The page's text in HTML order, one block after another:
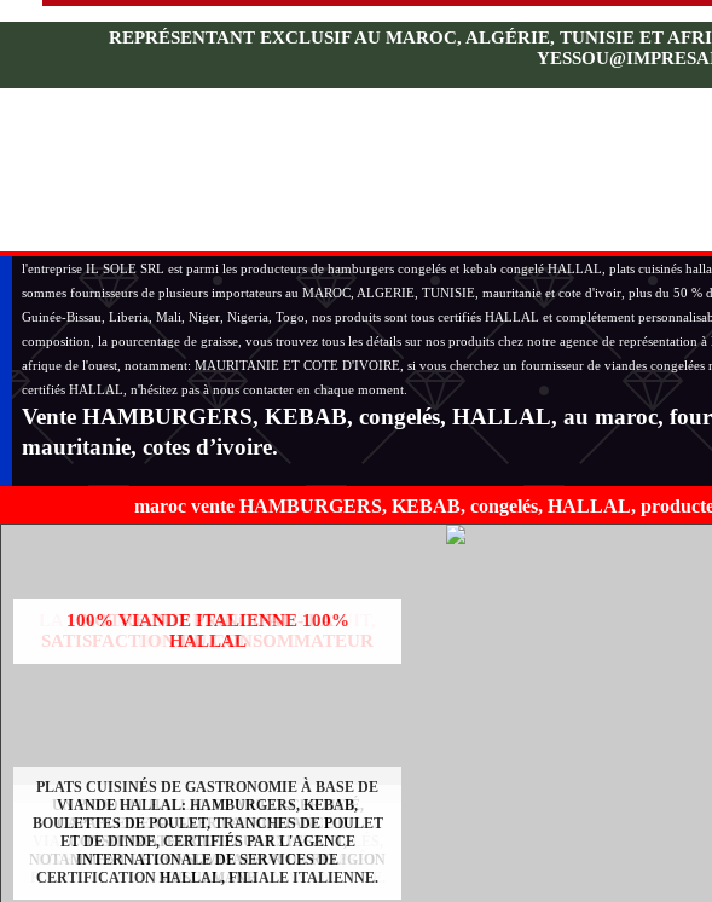
REPRÉSENTANT EXCLUSIF AU MAROC, ALGÉRIE, TUNISIE ET
l'entreprise IL SOLE SRL est parmi les producteurs de hamburgers congelés et kebab congelé HALLAL, plats cuisinés
sommes fournisseurs de plusieurs importateurs au MAROC, ALGERIE, TUNISIE, mauritanie et cote d'ivoir, plus du 50 %
Guinée-Bissau, Liberia, Mali, Niger, Nigeria, Togo, nos produits sont tous certifiés HALLAL et complétement
composition, la pourcentage de graisse, vous trouvez tous les détails sur nos produits chez notre agence de
afrique de l'ouest, notamment: MAURITANIE ET COTE D'IVOIRE, si vous cherchez un fournisseur de viandes
certifiés HALLAL, n'hésitez pas à nous contacter en chaque moment.
Vente HAMBURGERS, KEBAB, congelés, HALLAL, au maroc,
mauritanie, cotes d’ivoire.
maroc vente HAMBURGERS, KEBAB, congelés, HALLAL,
100% VIANDE ITALIENNE 100%
HALLAL
PLATS CUISINÉS DE GASTRONOMIE À BASE DE
VIANDE HALLAL: HAMBURGERS, KEBAB,
BOULETTES DE POULET, TRANCHES DE POULET
ET DE DINDE, CERTIFIÉS PAR L'AGENCE
INTERNATIONALE DE SERVICES DE
CERTIFICATION HALLAL, FILIALE ITALIENNE.
NOTRE BUT PRINCIPAL - LA
SATISFACTION DU CONSOMMATEUR
UN PRODUIT HALLAL ET MULTI-CERTIFIÉ,
CAPABLE DE GAGNER LA CONFIANCE DU
CONSOMMATEUR LE PLUS EXIGEANT,
NOTAMMENT LE CONSOMMATEUR DE RELIGION
MUSULMANE
LA PRATICITÉ D'UN PLAT PRÉ - CUIT,
100% NATUREL.
PLATS CUISINÉS GASTRONOMIQUES À BASE DE
VIANDE BOVINE, POULET ET DINDE CONGELÉS,
LIVRÉS DANS DES SACHETS PRATIQUES, PRÊT
POUR LA CONSOMMATION DANS MAX 5 MINUTE.